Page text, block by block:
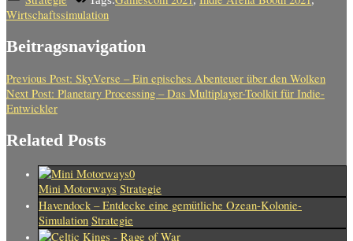
Wirtschaftssimulation
Beitragsnavigation
Previous Post: SkyVerse – Ein episches Abenteuer über den Wolken
Next Post: Planetary Processing – Das Multiplayer-Toolkit für Indie-
Entwickler
Related Posts
Mini Motorways Strategie
Havendock – Entdecke eine gemütliche Ozean-Kolonie-
Simulation Strategie